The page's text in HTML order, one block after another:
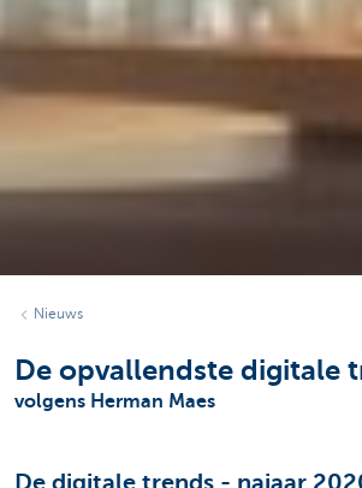
Nieuws
De opvallendste digitale
volgens Herman Maes